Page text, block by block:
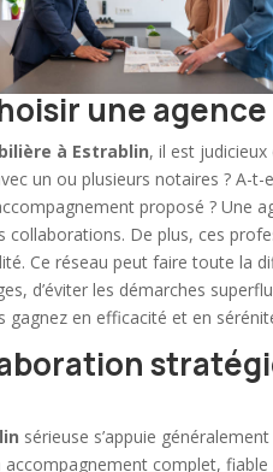
une
à Estrablin, il est
un ou plusieurs notaires ? A-
proposé ? Une
De plus, ces
Ce réseau peut faire toute la
d’éviter les démarches
en efficacité et en
sérieuse s’appuie
complet,